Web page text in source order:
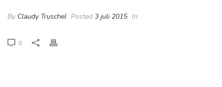
By Claudy Truschel Posted 3 juli 2015 In
0